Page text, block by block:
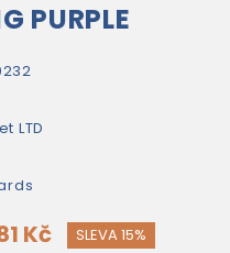
PURPLE
LTD
Kč SLEVA 15%